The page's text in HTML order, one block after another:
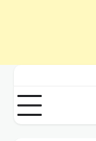
content